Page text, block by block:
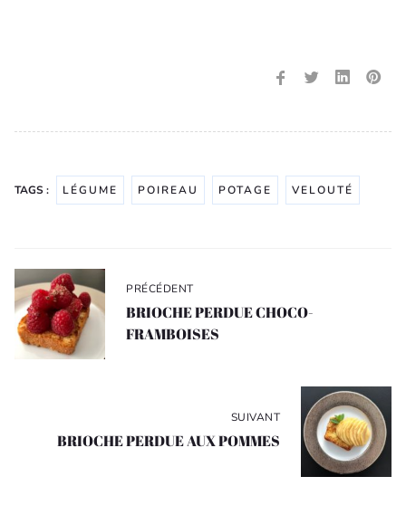
TAGS : LÉGUME POIREAU POTAGE VELOUTÉ
de
l’article
PRÉCÉDENT
BRIOCHE PERDUE CHOCO-
FRAMBOISES
SUIVANT
BRIOCHE PERDUE AUX POMMES